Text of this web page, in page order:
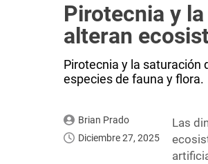
Pirotecnia y
alteran
Pirotecnia y la saturación
especies de fauna y flora.
Brian Prado
Diciembre 27, 2025
Las